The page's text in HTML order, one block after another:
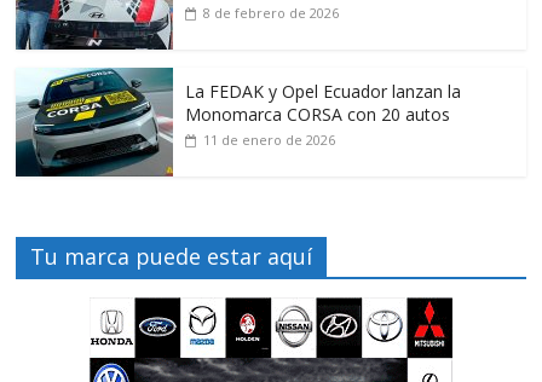
8 de febrero de 2026
La FEDAK y Opel Ecuador lanzan la
Monomarca CORSA con 20 autos
11 de enero de 2026
Tu marca puede estar aquí